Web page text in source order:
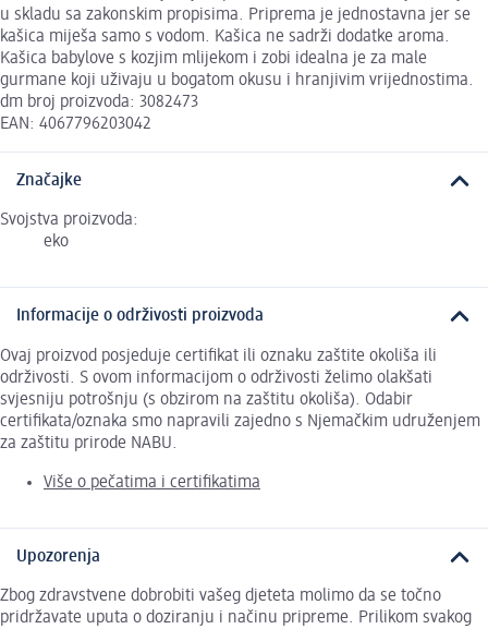
u skladu sa zakonskim propisima. Priprema je jednostavna jer se
kašica miješa samo s vodom. Kašica ne sadrži dodatke aroma.
Kašica babylove s kozjim mlijekom i zobi idealna je za male
gurmane koji uživaju u bogatom okusu i hranjivim vrijednostima.
dm broj proizvoda: 3082473
EAN: 4067796203042
Značajke
Svojstva proizvoda:
eko
Informacije o održivosti proizvoda
Ovaj proizvod posjeduje certifikat ili oznaku zaštite okoliša ili
održivosti. S ovom informacijom o održivosti želimo olakšati
svjesniju potrošnju (s obzirom na zaštitu okoliša). Odabir
certifikata/oznaka smo napravili zajedno s Njemačkim udruženjem
za zaštitu prirode NABU.
Više o pečatima i certifikatima
Upozorenja
Zbog zdravstvene dobrobiti vašeg djeteta molimo da se točno
pridržavate uputa o doziranju i načinu pripreme. Prilikom svakog